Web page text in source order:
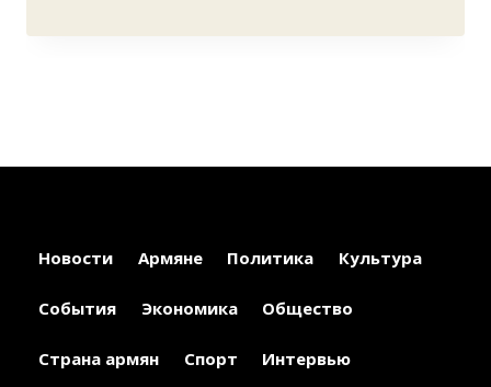
Новости Армяне Политика Культура
События Экономика Общество
Страна армян Спорт Интервью